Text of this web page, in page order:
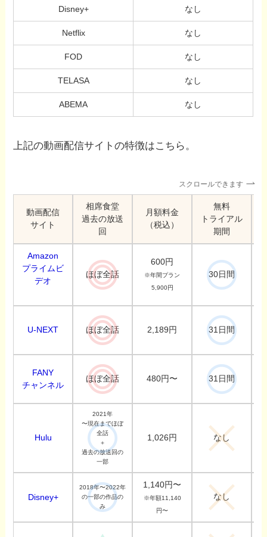
Disney+ なし
Netflix なし
FOD なし
TELASA なし
ABEMA なし
上記の動画配信サイトの特徴はこちら。
スクロールできます
動画配信
サイト
相席食堂
過去の放送
回
月額料金
（税込）
無料
トライアル
期間
Amazon
プライムビ
デオ
ほぼ全話
600円
※年間プラン
5,900円
30日間
U-NEXT ほぼ全話 2,189円 31日間
FANY
チャンネル
ほぼ全話 480円〜 31日間
Hulu
2021年
〜現在までほぼ
全話
＋
過去の放送回の
一部
1,026円 なし
Disney+
2018年〜2022年
の一部の作品の
み
1,140円〜
※年額11,140
円〜
なし